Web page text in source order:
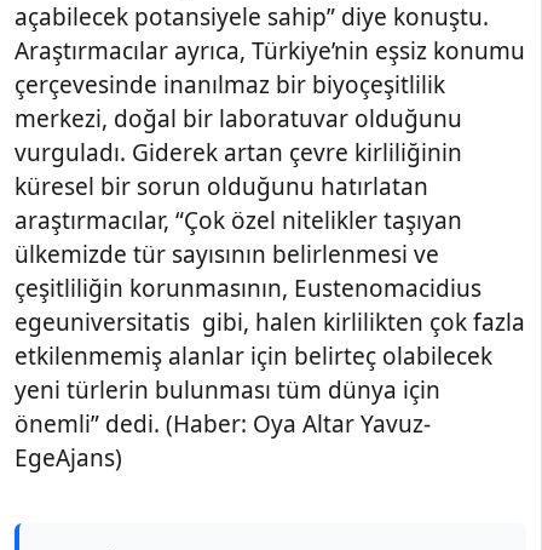
açabilecek potansiyele sahip” diye konuştu.
Araştırmacılar ayrıca, Türkiye’nin eşsiz konumu
çerçevesinde inanılmaz bir biyoçeşitlilik
merkezi, doğal bir laboratuvar olduğunu
vurguladı. Giderek artan çevre kirliliğinin
küresel bir sorun olduğunu hatırlatan
araştırmacılar, “Çok özel nitelikler taşıyan
ülkemizde tür sayısının belirlenmesi ve
çeşitliliğin korunmasının, Eustenomacidius
egeuniversitatis gibi, halen kirlilikten çok fazla
etkilenmemiş alanlar için belirteç olabilecek
yeni türlerin bulunması tüm dünya için
önemli” dedi. (Haber: Oya Altar Yavuz-
EgeAjans)